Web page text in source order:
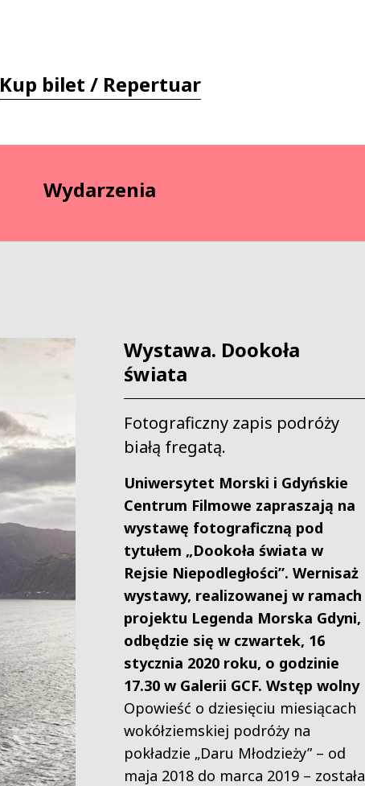
Kup bilet / Repertuar
Wydarzenia
Wystawa. Dookoła
świata
Fotograficzny zapis podróży
białą fregatą.
Uniwersytet Morski i Gdyńskie
Centrum Filmowe zapraszają na
wystawę fotograficzną pod
tytułem „Dookoła świata w
Rejsie Niepodległości”. Wernisaż
wystawy, realizowanej w ramach
projektu Legenda Morska Gdyni,
odbędzie się w czwartek, 16
stycznia 2020 roku, o godzinie
17.30 w Galerii GCF. Wstęp wolny
Opowieść o dziesięciu miesiącach
wokółziemskiej podróży na
pokładzie „Daru Młodzieży” – od
maja 2018 do marca 2019 – została